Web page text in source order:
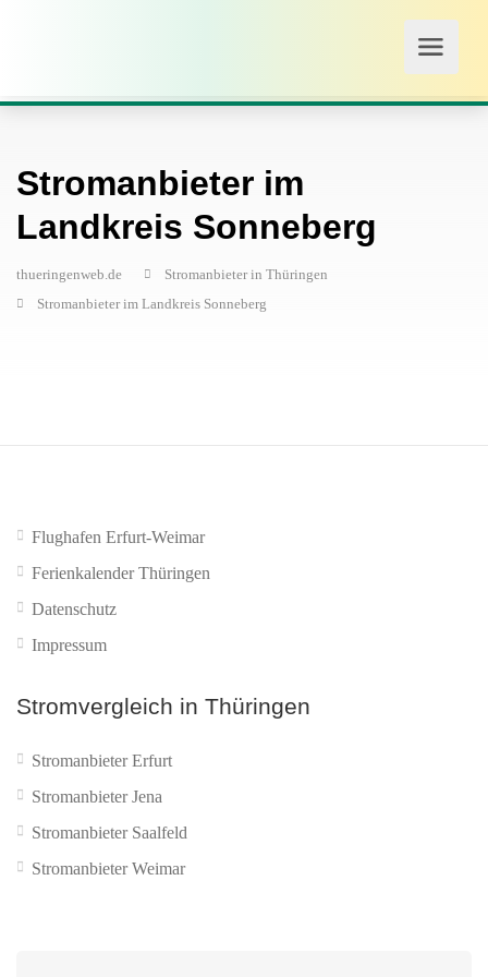
Stromanbieter im
Landkreis Sonneberg
thueringenweb.de
Stromanbieter in Thüringen
Stromanbieter im Landkreis Sonneberg
Flughafen Erfurt-Weimar
Ferienkalender Thüringen
Datenschutz
Impressum
Stromvergleich in Thüringen
Stromanbieter Erfurt
Stromanbieter Jena
Stromanbieter Saalfeld
Stromanbieter Weimar